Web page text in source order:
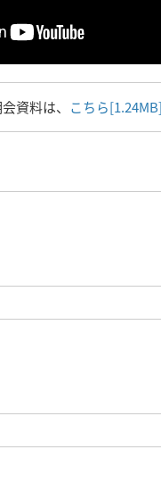
資料は、 こちら[1.24MB]